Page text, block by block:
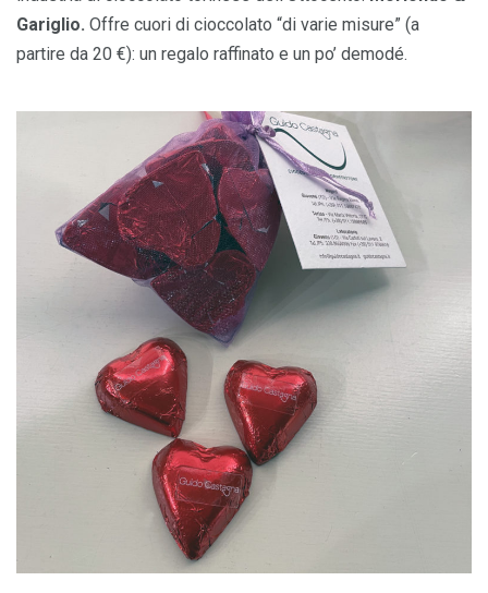
Gariglio. Offre cuori di cioccolato “di varie misure” (a
partire da 20 €): un regalo raffinato e un po’ demodé.